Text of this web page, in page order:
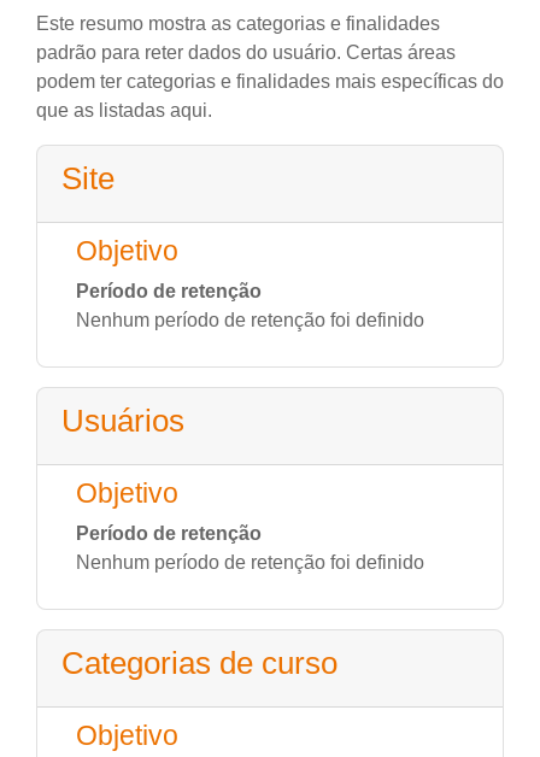
Este resumo mostra as categorias e finalidades
padrão para reter dados do usuário. Certas áreas
podem ter categorias e finalidades mais específicas do
que as listadas aqui.
Site
Objetivo
Período de retenção
Nenhum período de retenção foi definido
Usuários
Objetivo
Período de retenção
Nenhum período de retenção foi definido
Categorias de curso
Objetivo